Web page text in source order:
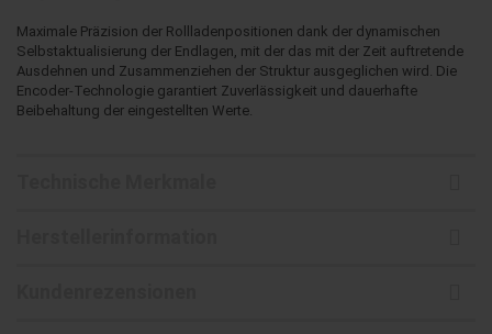
Maximale Präzision der Rollladenpositionen dank der dynamischen
Selbstaktualisierung der Endlagen, mit der das mit der Zeit auftretende
Ausdehnen und Zusammenziehen der Struktur ausgeglichen wird. Die
Encoder-Technologie garantiert Zuverlässigkeit und dauerhafte
Beibehaltung der eingestellten Werte.